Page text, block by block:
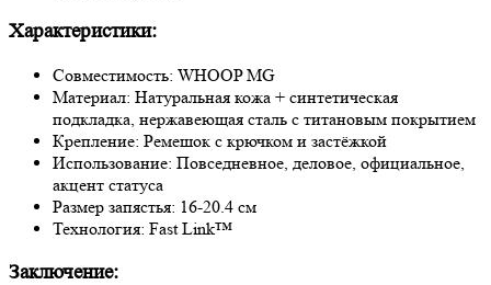
Характеристики:
Cовместимость: WHOOP MG
Материал: Натуральная кожа + синтетическая
подкладка, нержавеющая сталь с титановым покрытием
Крепление: Ремешок с крючком и застёжкой
Использование: Повседневное, деловое, официальное,
акцент статуса
Размер запястья: 16-20.4 см
Технология: Fast Link™
Заключение: